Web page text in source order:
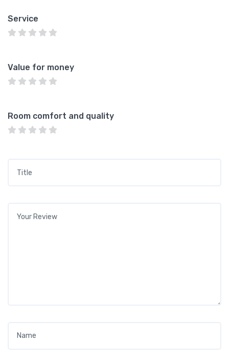
Service
Value for money
Room comfort and quality